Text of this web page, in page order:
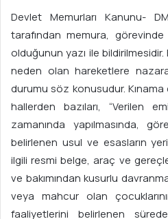
Devlet Memurları Kanunu-
tarafından memura,
olduğunun yazı ile
neden olan hareketlere
durumu söz konusudur.
hallerden bazıları, “Verilen
zamanında yapılmasında,
belirlenen usul ve esasların
ilgili resmi belge, araç ve
ve bakımından kusurlu
veya mahcur olan
faaliyetlerini belirlenen